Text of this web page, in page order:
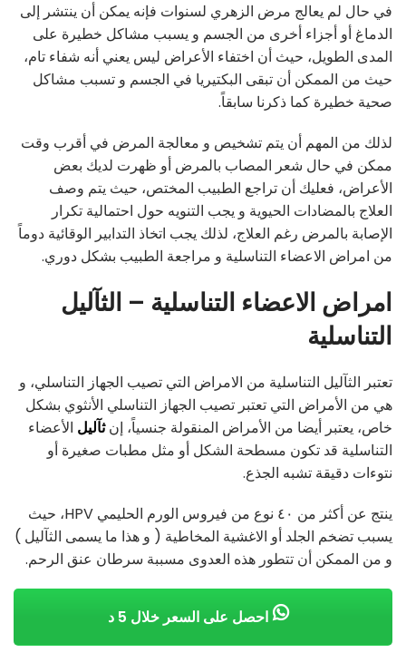
في حال لم يعالج مرض الزهري لسنوات فإنه يمكن أن ينتشر إلى
الدماغ أو أجزاء أخرى من الجسم و يسبب مشاكل خطيرة على
المدى الطويل، حيث أن اختفاء الأعراض ليس يعني أنه شفاء تام،
حيث من الممكن أن تبقى البكتيريا في الجسم و تسبب مشاكل
صحية خطيرة كما ذكرنا سابقاً.
لذلك من المهم أن يتم تشخيص و معالجة المرض في أقرب وقت
ممكن في حال شعر المصاب بالمرض أو ظهرت لديك بعض
الأعراض، فعليك أن تراجع الطبيب المختص، حيث يتم وصف
العلاج بالمضادات الحيوية و يجب التنويه حول احتمالية تكرار
الإصابة بالمرض رغم العلاج، لذلك يجب اتخاذ التدابير الوقائية دوماً
من امراض الاعضاء التناسلية و مراجعة الطبيب بشكل دوري.
امراض الاعضاء التناسلية – الثآليل
التناسلية
تعتبر الثآليل التناسلية من الامراض التي تصيب الجهاز التناسلي، و
هي من الأمراض التي تعتبر تصيب الجهاز التناسلي الأنثوي بشكل
خاص، يعتبر أيضا من الأمراض المنقولة جنسياً، إنثآليل الأعضاء
التناسلية قد تكون مسطحة الشكل أو مثل مطبات صغيرة أو
نتوءات دقيقة تشبه الجذع.
ينتج عن أكثر من ٤٠ نوع من فيروس الورم الحليمي HPV، حيث
يسبب تضخم الجلد أو الاغشية المخاطية ( و هذا ما يسمى الثآليل )
و من الممكن أن تتطور هذه العدوى مسببة سرطان عنق الرحم.
احصل على السعر خلال 5 د